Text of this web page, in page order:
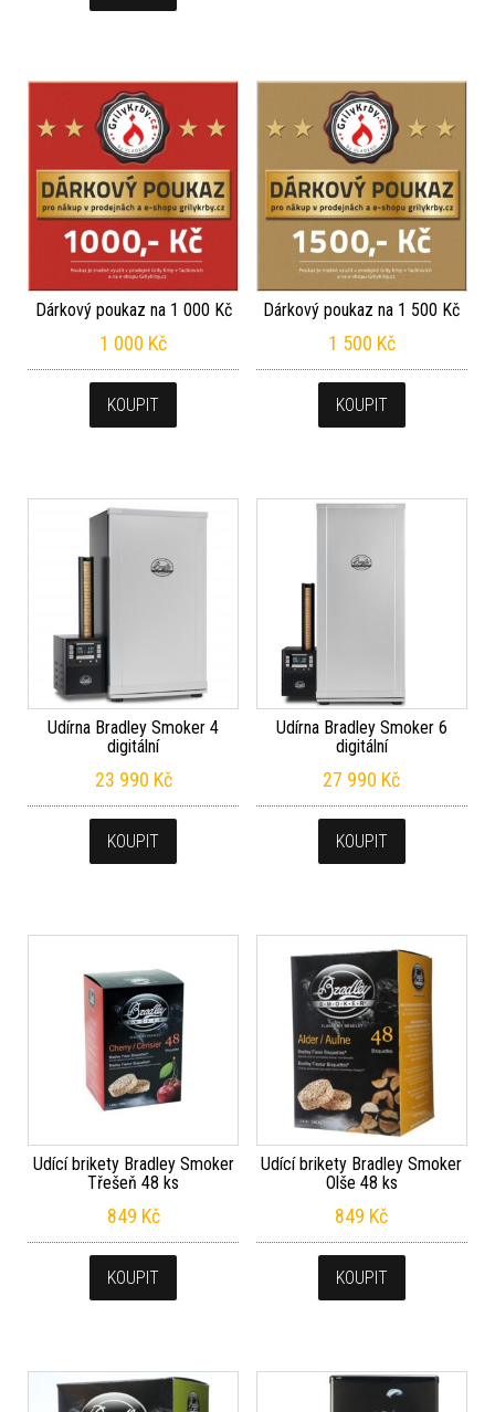
Dárkový poukaz na 1 000 Kč
1 000 Kč
KOUPIT
Dárkový poukaz na 1 500 Kč
1 500 Kč
KOUPIT
Udírna Bradley Smoker 4
digitální
23 990 Kč
KOUPIT
Udírna Bradley Smoker 6
digitální
27 990 Kč
KOUPIT
Udící brikety Bradley Smoker
Třešeň 48 ks
849 Kč
KOUPIT
Udící brikety Bradley Smoker
Olše 48 ks
849 Kč
KOUPIT